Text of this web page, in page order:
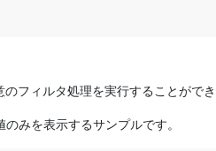
フィルタ処理を実行することができ
みを表示するサンプルです。